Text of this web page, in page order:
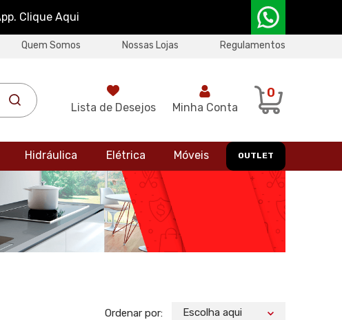
Clique Aqui
Quem Somos Nossas Lojas Regulamentos
Lista de Desejos Minha Conta
0
OUTLET
Hidráulica Elétrica Móveis
Ordenar por: Escolha aqui